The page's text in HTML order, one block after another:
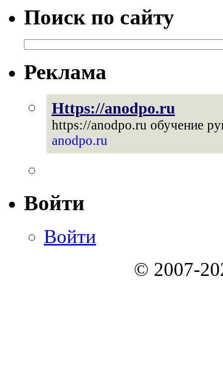
Поиск по сайту
Реклама
Https://anodpo.ru
https://anodpo.ru обучение
anodpo.ru
Войти
Войти
© 2007-